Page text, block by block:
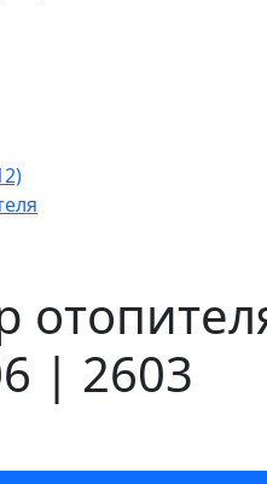
| 2603